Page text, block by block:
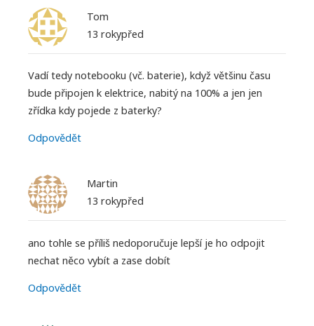
Tom
13 rokypřed
Vadí tedy notebooku (vč. baterie), když většinu času
bude připojen k elektrice, nabitý na 100% a jen jen
zřídka kdy pojede z baterky?
Odpovědět
Martin
13 rokypřed
ano tohle se příliš nedoporučuje lepší je ho odpojit
nechat něco vybít a zase dobít
Odpovědět